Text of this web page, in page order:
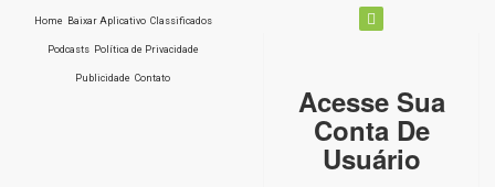
Home Baixar Aplicativo Classificados
Podcasts Política de Privacidade
Publicidade Contato
Acesse Sua
Conta De
Usuário